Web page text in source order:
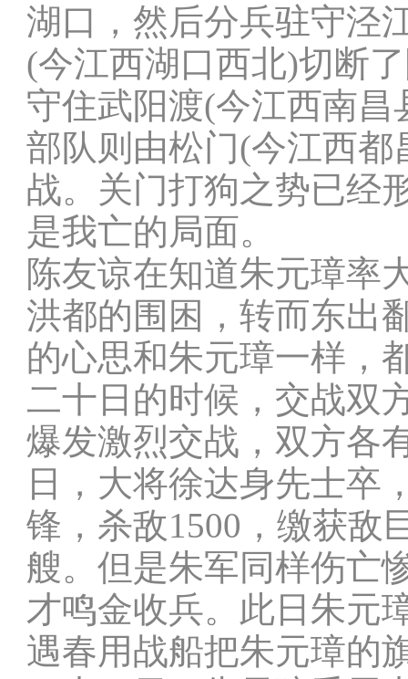
湖口，然后分兵驻守泾
(今江西湖口西北)切断
守住武阳渡(今江西南
部队则由松门(今江西
战。关门打狗之势已经
是我亡的局面。
陈友谅在知道朱元璋率
洪都的围困，转而东出
的心思和朱元璋一样，
二十日的时候，交战双
爆发激烈交战，双方各
日，大将徐达身先士卒
锋，杀敌1500，缴获敌
艘。但是朱军同样伤亡
才鸣金收兵。此日朱元
遇春用战船把朱元璋的